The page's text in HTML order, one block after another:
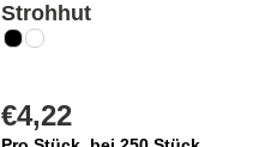
Strohhut
€4,22